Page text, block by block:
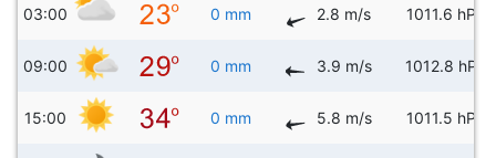
03:00 0 mm 2.8 m/s 1011.6 hPa
09:00 0 mm 3.9 m/s 1012.8 hPa
15:00 0 mm 5.8 m/s 1011.5 hPa